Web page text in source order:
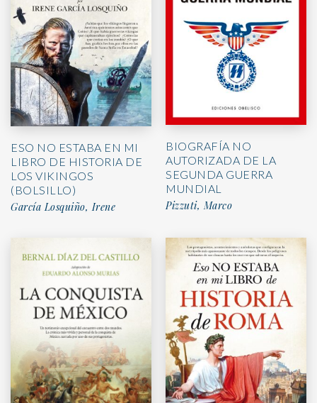
ESO NO ESTABA EN MI
LIBRO DE HISTORIA DE
LOS VIKINGOS
(BOLSILLO)
García Losquiño, Irene
BIOGRAFÍA NO
AUTORIZADA DE LA
SEGUNDA GUERRA
MUNDIAL
Pizzuti, Marco